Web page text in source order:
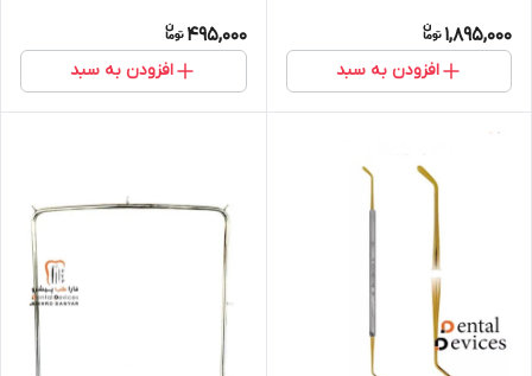
1,895,000
افزودن به سبد
495,000
افزودن به سبد